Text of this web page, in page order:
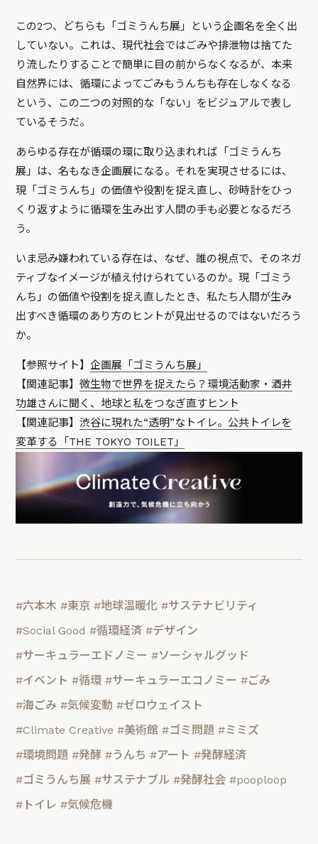
この2つ、どちらも「ゴミうんち展」という企画名を全く出
していない。これは、現代社会ではごみや排泄物は捨てた
り流したりすることで簡単に目の前からなくなるが、本来
自然界には、循環によってごみもうんちも存在しなくなる
という、この二つの対照的な「ない」をビジュアルで表し
ているそうだ。
あらゆる存在が循環の環に取り込まれれば「ゴミうんち
展」は、名もなき企画展になる。それを実現させるには、
現「ゴミうんち」の価値や役割を捉え直し、砂時計をひっ
くり返すように循環を生み出す人間の手も必要となるだろ
う。
いま忌み嫌われている存在は、なぜ、誰の視点で、そのネガ
ティブなイメージが植え付けられているのか。現「ゴミう
んち」の価値や役割を捉え直したとき、私たち人間が生み
出すべき循環のあり方のヒントが見出せるのではないだろう
か。
【参照サイト】企画展「ゴミうんち展」
【関連記事】微生物で世界を捉えたら？環境活動家・酒井
功雄さんに聞く、地球と私をつなぎ直すヒント
【関連記事】渋谷に現れた“透明”なトイレ。公共トイレを
変革する「THE TOKYO TOILET」
#六本木 #東京 #地球温暖化 #サステナビリティ
#Social Good #循環経済 #デザイン
#サーキュラーエドノミー #ソーシャルグッド
#イベント #循環 #サーキュラーエコノミー #ごみ
#海ごみ #気候変動 #ゼロウェイスト
#Climate Creative #美術館 #ゴミ問題 #ミミズ
#環境問題 #発酵 #うんち #アート #発酵経済
#ゴミうんち展 #サステナブル #発酵社会 #pooploop
#トイレ #気候危機